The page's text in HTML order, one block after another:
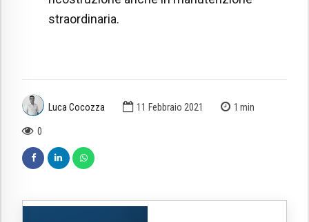
Luca Cocozza 11 Febbraio 2021 1 min
0
straordinaria.